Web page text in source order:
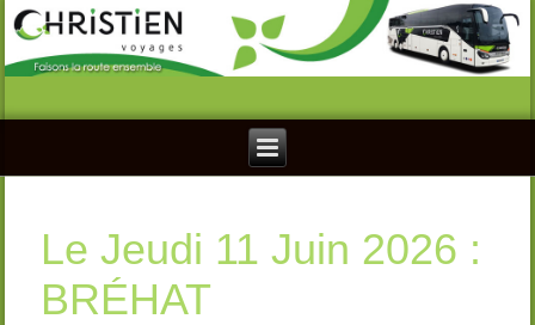
Le Jeudi 11 Juin 2026 :
BRÉHAT